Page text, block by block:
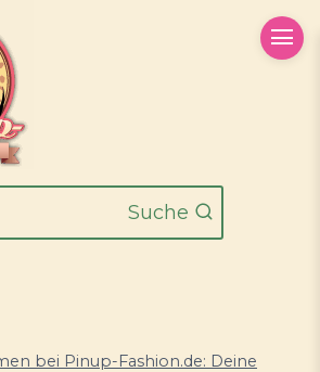
Suche
bei Pinup-Fashion.de: Deine